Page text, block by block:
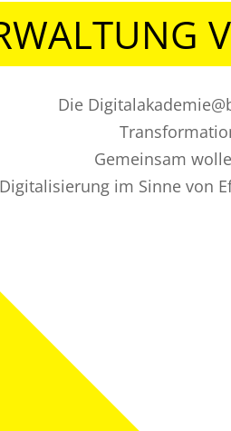
Die
Gemeinsam
Digitalisierung im Sinne von